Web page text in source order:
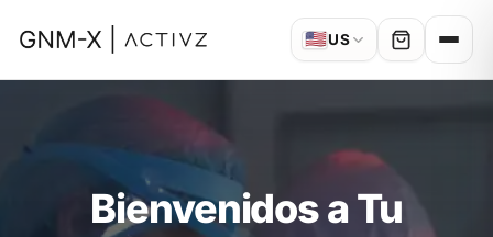
🇺🇸US
Bienvenidos a Tu